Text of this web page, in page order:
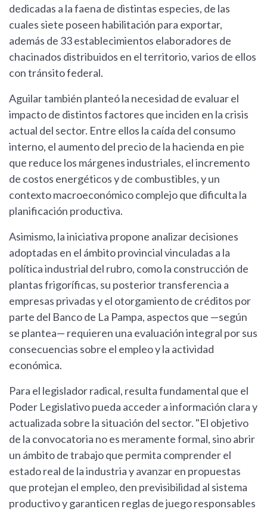
dedicadas a la faena de distintas especies, de las
cuales siete poseen habilitación para exportar,
además de 33 establecimientos elaboradores de
chacinados distribuidos en el territorio, varios de ellos
con tránsito federal.
Aguilar también planteó la necesidad de evaluar el
impacto de distintos factores que inciden en la crisis
actual del sector. Entre ellos la caída del consumo
interno, el aumento del precio de la hacienda en pie
que reduce los márgenes industriales, el incremento
de costos energéticos y de combustibles, y un
contexto macroeconómico complejo que dificulta la
planificación productiva.
Asimismo, la iniciativa propone analizar decisiones
adoptadas en el ámbito provincial vinculadas a la
política industrial del rubro, como la construcción de
plantas frigoríficas, su posterior transferencia a
empresas privadas y el otorgamiento de créditos por
parte del Banco de La Pampa, aspectos que —según
se plantea— requieren una evaluación integral por sus
consecuencias sobre el empleo y la actividad
económica.
Para el legislador radical, resulta fundamental que el
Poder Legislativo pueda acceder a información clara y
actualizada sobre la situación del sector. "El objetivo
de la convocatoria no es meramente formal, sino abrir
un ámbito de trabajo que permita comprender el
estado real de la industria y avanzar en propuestas
que protejan el empleo, den previsibilidad al sistema
productivo y garanticen reglas de juego responsables